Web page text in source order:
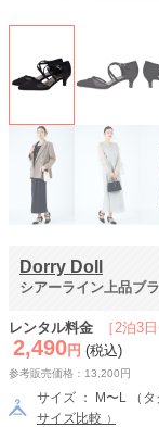
Dorry Doll
シアーライン上品ブ
［2泊3
レンタル料金
2,490 円 (税込)
参考販売価格：13,200円
サイズ ： M〜L （タ
サイズ比較